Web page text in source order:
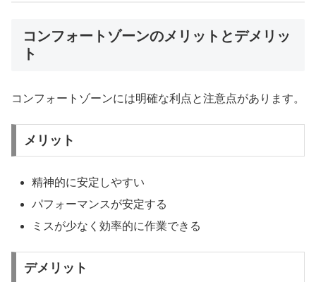
コンフォートゾーンのメリットとデメリッ
ト
コンフォートゾーンには明確な利点と注意点があります。
メリット
精神的に安定しやすい
パフォーマンスが安定する
ミスが少なく効率的に作業できる
デメリット